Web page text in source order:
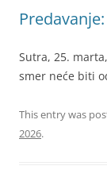
Sutra, 25.
smer neće biti
This entry was
2026.